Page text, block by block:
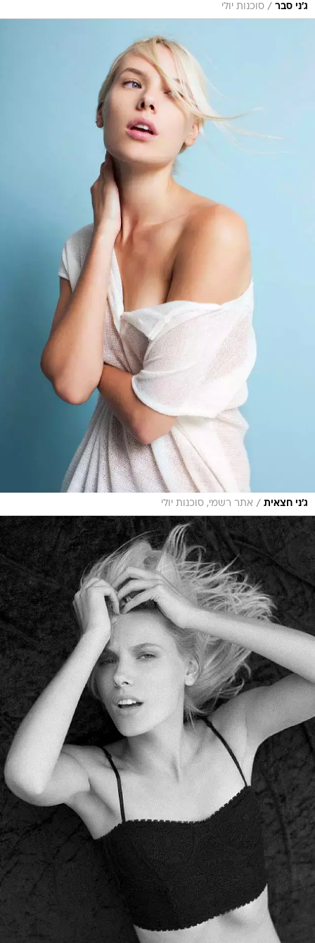
ג'ני סבר / סוכנות יולי
ג'ני חצאית / אתר רשמי, סוכנות יולי